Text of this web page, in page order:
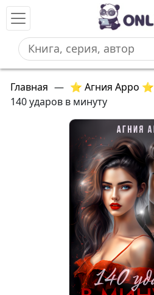
Главная — ⭐ Агния Арро ⭐
140 ударов в минуту